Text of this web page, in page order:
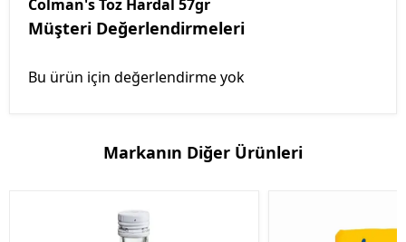
Colman's Toz Hardal 57gr
Müşteri Değerlendirmeleri
Bu ürün için değerlendirme yok
Markanın Diğer Ürünleri